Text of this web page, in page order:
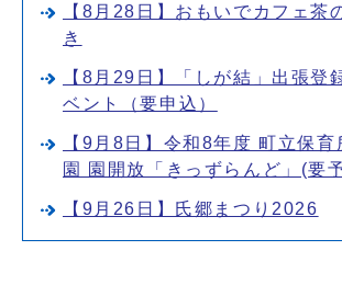
【8月28日】おもいでカフェ茶
き
【8月29日】「しが結」出張登
ベント（要申込）
【9月8日】令和8年度 町立保育
園 園開放「きっずらんど」(要
【9月26日】氏郷まつり2026